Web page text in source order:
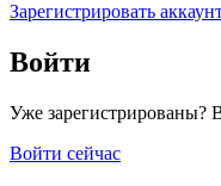
Зарегистрировать
Войти
Уже зарегистрированы?
Войти сейчас